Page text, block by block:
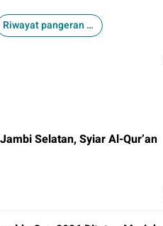
Riwayat pangeran Arab Alwaleed bin khaled Al Talal
Selatan, Syiar Al-Qur’an